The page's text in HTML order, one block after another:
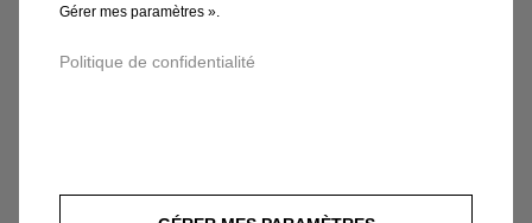
Livraison :13/08
Gérer mes paramètres ».
Politique de confidentialité